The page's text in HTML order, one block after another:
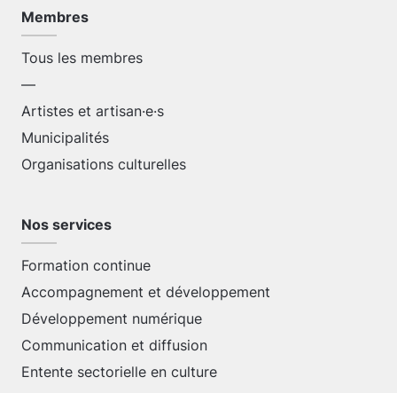
Membres
Tous les membres
—
Artistes et artisan·e·s
Municipalités
Organisations culturelles
Nos services
Formation continue
Accompagnement et développement
Développement numérique
Communication et diffusion
Entente sectorielle en culture